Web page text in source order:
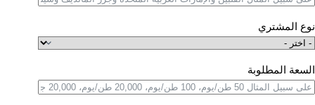
نوع المشتري
السعة المطلوبة